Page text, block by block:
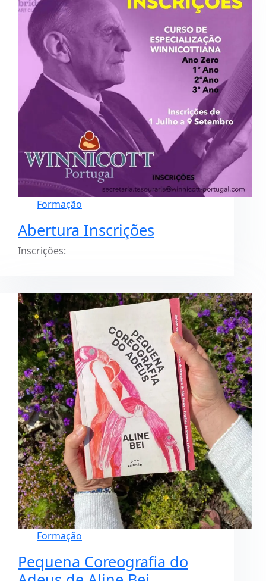
Formação
Abertura Inscrições
Inscrições:
Formação
Pequena Coreografia do